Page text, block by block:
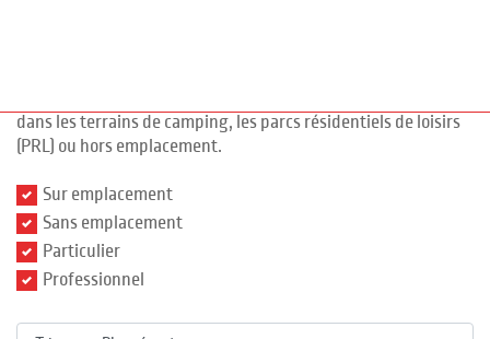
dans les terrains de camping, les parcs résidentiels de loisirs
(PRL) ou hors emplacement.
Sur emplacement
Sans emplacement
Particulier
Professionnel